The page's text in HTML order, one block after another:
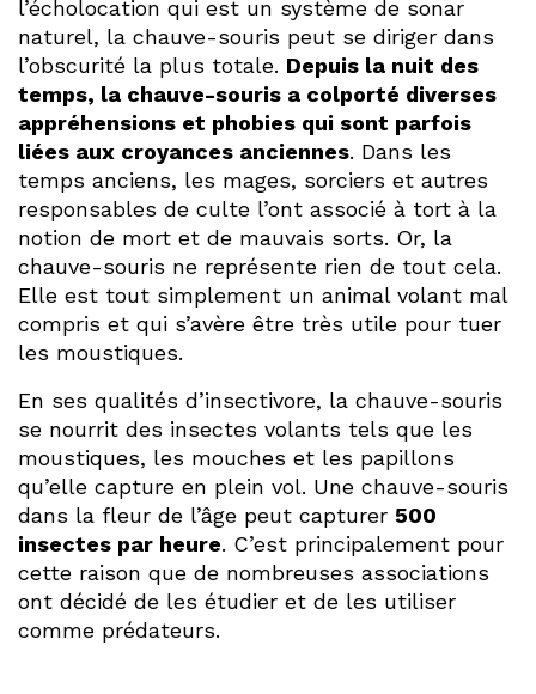
l’écholocation qui est un système de sonar
naturel, la chauve-souris peut se diriger dans
l’obscurité la plus totale. Depuis la nuit des
temps, la chauve-souris a colporté diverses
appréhensions et phobies qui sont parfois
liées aux croyances anciennes. Dans les
temps anciens, les mages, sorciers et autres
responsables de culte l’ont associé à tort à la
notion de mort et de mauvais sorts. Or, la
chauve-souris ne représente rien de tout cela.
Elle est tout simplement un animal volant mal
compris et qui s’avère être très utile pour tuer
les moustiques.
En ses qualités d’insectivore, la chauve-souris
se nourrit des insectes volants tels que les
moustiques, les mouches et les papillons
qu’elle capture en plein vol. Une chauve-souris
dans la fleur de l’âge peut capturer 500
insectes par heure. C’est principalement pour
cette raison que de nombreuses associations
ont décidé de les étudier et de les utiliser
comme prédateurs.